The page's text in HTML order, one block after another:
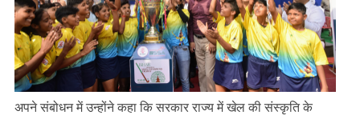
अपने संबोधन में उन्होंने कहा कि सरकार राज्य में खेल की संस्कृति के